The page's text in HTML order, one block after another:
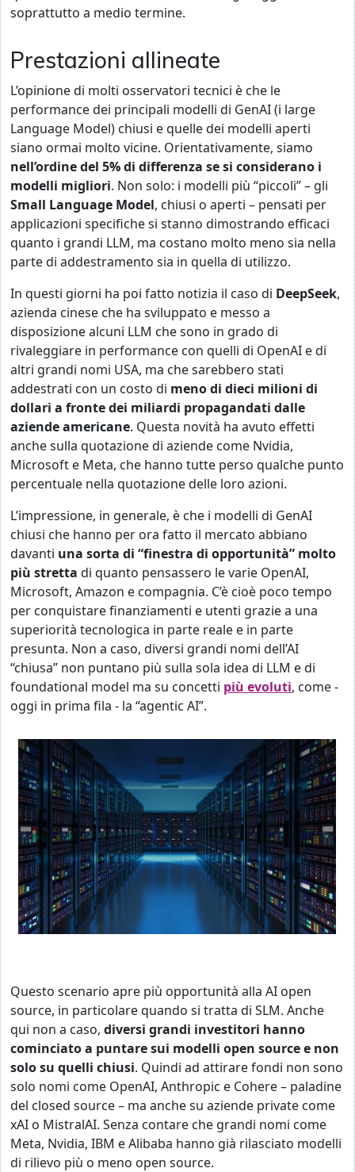
soprattutto a medio termine.
Prestazioni allineate
L’opinione di molti osservatori tecnici è che le
performance dei principali modelli di GenAI (i large
Language Model) chiusi e quelle dei modelli aperti
siano ormai molto vicine. Orientativamente, siamo
nell’ordine del 5% di differenza se si considerano i
modelli migliori. Non solo: i modelli più “piccoli” – gli
Small Language Model, chiusi o aperti – pensati per
applicazioni specifiche si stanno dimostrando efficaci
quanto i grandi LLM, ma costano molto meno sia nella
parte di addestramento sia in quella di utilizzo.
In questi giorni ha poi fatto notizia il caso di DeepSeek,
azienda cinese che ha sviluppato e messo a
disposizione alcuni LLM che sono in grado di
rivaleggiare in performance con quelli di OpenAI e di
altri grandi nomi USA, ma che sarebbero stati
addestrati con un costo di meno di dieci milioni di
dollari a fronte dei miliardi propagandati dalle
aziende americane. Questa novità ha avuto effetti
anche sulla quotazione di aziende come Nvidia,
Microsoft e Meta, che hanno tutte perso qualche punto
percentuale nella quotazione delle loro azioni.
L’impressione, in generale, è che i modelli di GenAI
chiusi che hanno per ora fatto il mercato abbiano
davanti una sorta di “finestra di opportunità” molto
più stretta di quanto pensassero le varie OpenAI,
Microsoft, Amazon e compagnia. C’è cioè poco tempo
per conquistare finanziamenti e utenti grazie a una
superiorità tecnologica in parte reale e in parte
presunta. Non a caso, diversi grandi nomi dell’AI
“chiusa” non puntano più sulla sola idea di LLM e di
foundational model ma su concetti più evoluti, come -
oggi in prima fila - la “agentic AI”.
Questo scenario apre più opportunità alla AI open
source, in particolare quando si tratta di SLM. Anche
qui non a caso, diversi grandi investitori hanno
cominciato a puntare sui modelli open source e non
solo su quelli chiusi. Quindi ad attirare fondi non sono
solo nomi come OpenAI, Anthropic e Cohere – paladine
del closed source – ma anche su aziende private come
xAI o MistralAI. Senza contare che grandi nomi come
Meta, Nvidia, IBM e Alibaba hanno già rilasciato modelli
di rilievo più o meno open source.